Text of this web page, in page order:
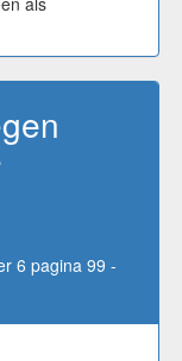
6 pagina 99 -